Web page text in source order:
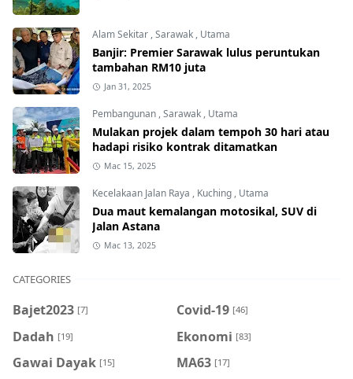
Alam Sekitar ,Sarawak , Utama
Banjir: Premier Sarawak lulus peruntukan
tambahan RM10 juta
Jan 31, 2025
Pembangunan ,Sarawak , Utama
Mulakan projek dalam tempoh 30 hari atau
hadapi risiko kontrak ditamatkan
Mac 15, 2025
Kecelakaan Jalan Raya , Kuching , Utama
Dua maut kemalangan motosikal, SUV di
Jalan Astana
Mac 13, 2025
CATEGORIES
Bajet2023 [7] Covid-19 [46]
Dadah [19] Ekonomi [83]
Gawai Dayak [15] MA63 [17]